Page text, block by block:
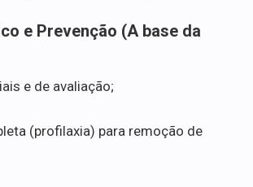
e Prevenção (A base da
e de avaliação;
(profilaxia) para remoção de